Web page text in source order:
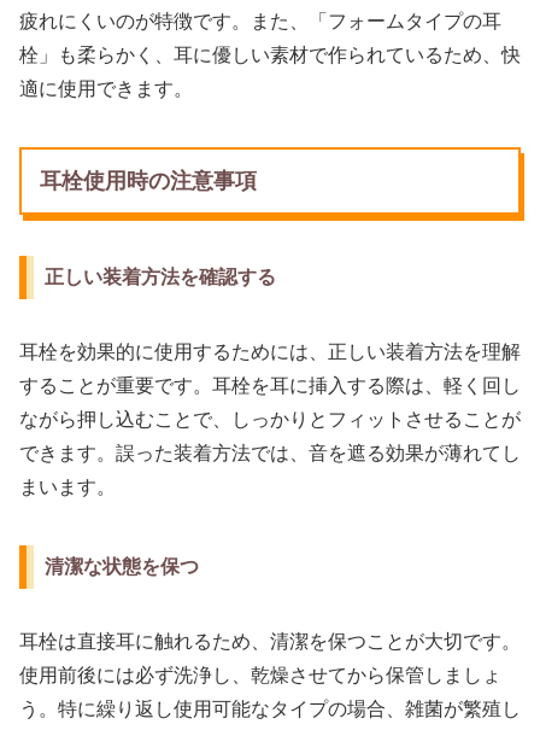
疲れにくいのが特徴です。また、「フォームタイプの耳
栓」も柔らかく、耳に優しい素材で作られているため、快
適に使用できます。
耳栓使用時の注意事項
正しい装着方法を確認する
耳栓を効果的に使用するためには、正しい装着方法を理解
することが重要です。耳栓を耳に挿入する際は、軽く回し
ながら押し込むことで、しっかりとフィットさせることが
できます。誤った装着方法では、音を遮る効果が薄れてし
まいます。
清潔な状態を保つ
耳栓は直接耳に触れるため、清潔を保つことが大切です。
使用前後には必ず洗浄し、乾燥させてから保管しましょ
う。特に繰り返し使用可能なタイプの場合、雑菌が繁殖し